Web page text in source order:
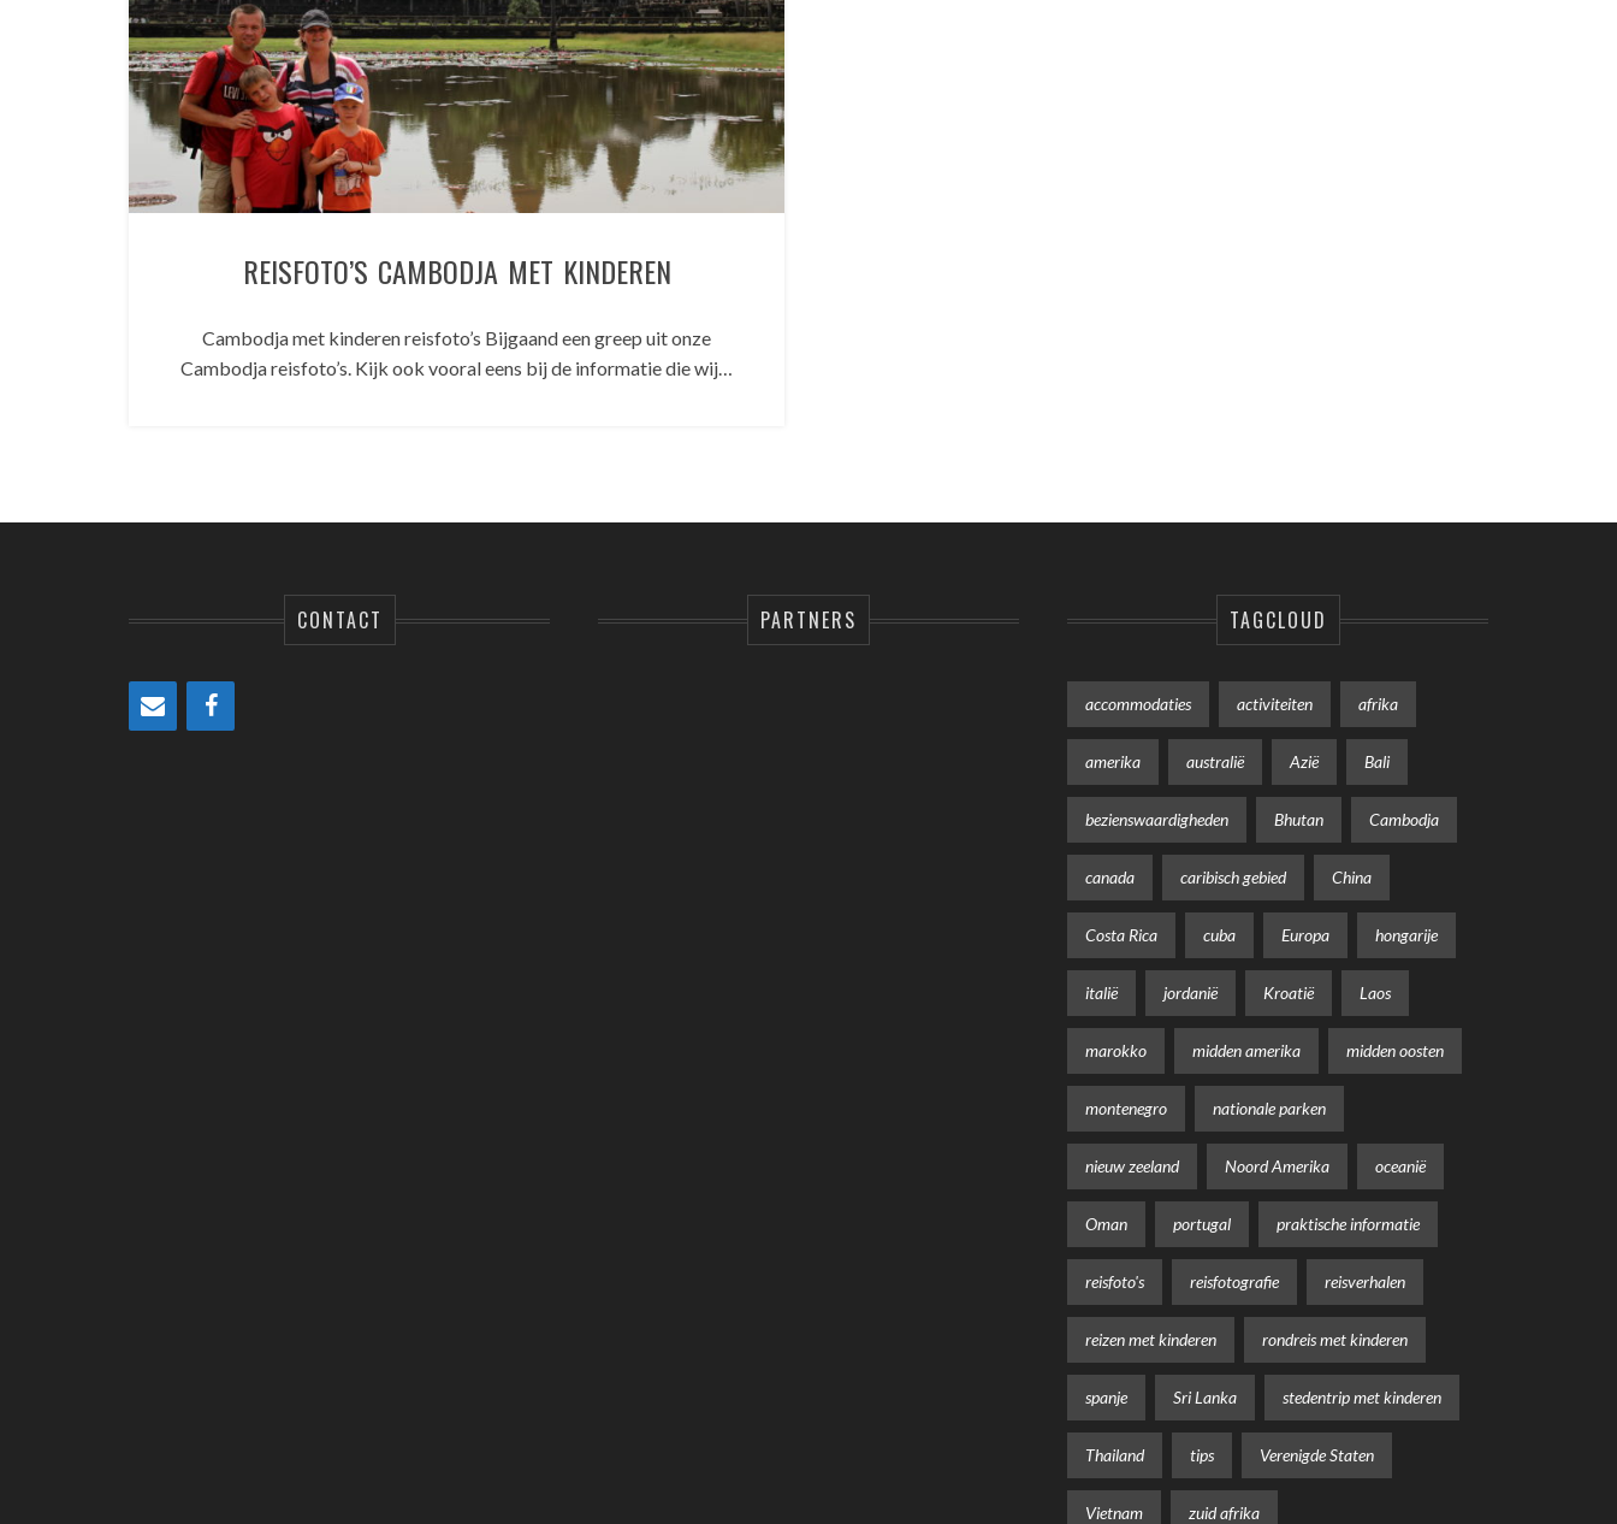
REISFOTO’S CAMBODJA MET KINDEREN
Cambodja met kinderen reisfoto’s Bijgaand een greep uit onze
Cambodja reisfoto’s. Kijk ook vooral eens bij de informatie die wij…
CONTACT PARTNERS TAGCLOUD
accommodaties activiteiten afrika
amerika australië Azië Bali
bezienswaardigheden Bhutan Cambodja
canada caribisch gebied China
Costa Rica cuba Europa hongarije
italië jordanië Kroatië Laos
marokko midden amerika midden oosten
montenegro nationale parken
nieuw zeeland Noord Amerika oceanië
Oman portugal praktische informatie
reisfoto's reisfotografie reisverhalen
reizen met kinderen rondreis met kinderen
spanje Sri Lanka stedentrip met kinderen
Thailand tips Verenigde Staten
Vietnam zuid afrika